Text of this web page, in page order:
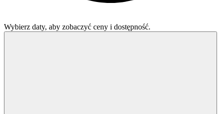
Wybierz daty, aby zobaczyć ceny i dostępność.